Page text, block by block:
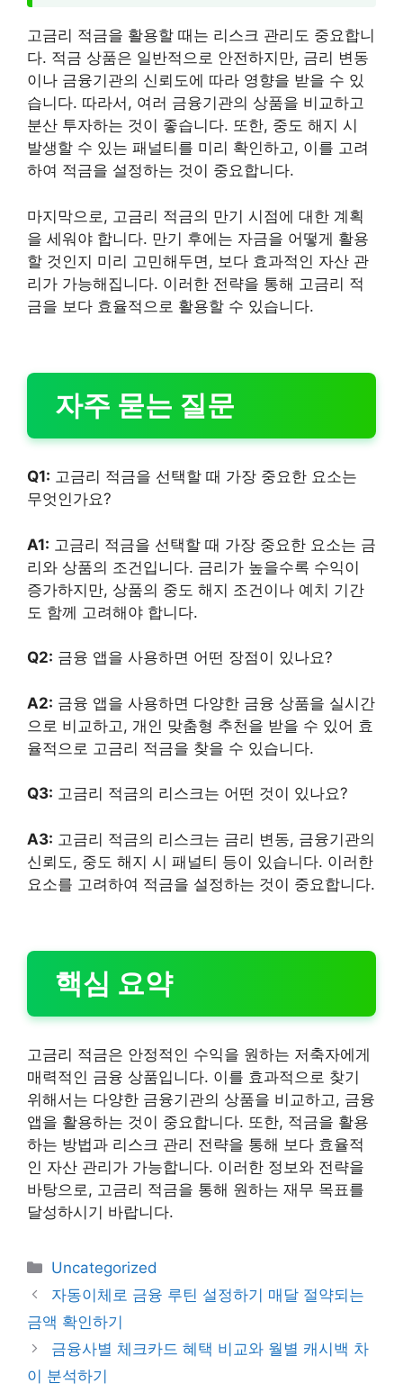
고금리 적금을 활용할 때는 리스크 관리도 중요합니
다. 적금 상품은 일반적으로 안전하지만, 금리 변동
이나 금융기관의 신뢰도에 따라 영향을 받을 수 있
습니다. 따라서, 여러 금융기관의 상품을 비교하고
분산 투자하는 것이 좋습니다. 또한, 중도 해지 시
발생할 수 있는 패널티를 미리 확인하고, 이를 고려
하여 적금을 설정하는 것이 중요합니다.
마지막으로, 고금리 적금의 만기 시점에 대한 계획
을 세워야 합니다. 만기 후에는 자금을 어떻게 활용
할 것인지 미리 고민해두면, 보다 효과적인 자산 관
리가 가능해집니다. 이러한 전략을 통해 고금리 적
금을 보다 효율적으로 활용할 수 있습니다.
자주 묻는 질문
Q1: 고금리 적금을 선택할 때 가장 중요한 요소는
무엇인가요?
A1: 고금리 적금을 선택할 때 가장 중요한 요소는 금
리와 상품의 조건입니다. 금리가 높을수록 수익이
증가하지만, 상품의 중도 해지 조건이나 예치 기간
도 함께 고려해야 합니다.
Q2: 금융 앱을 사용하면 어떤 장점이 있나요?
A2: 금융 앱을 사용하면 다양한 금융 상품을 실시간
으로 비교하고, 개인 맞춤형 추천을 받을 수 있어 효
율적으로 고금리 적금을 찾을 수 있습니다.
Q3: 고금리 적금의 리스크는 어떤 것이 있나요?
A3: 고금리 적금의 리스크는 금리 변동, 금융기관의
신뢰도, 중도 해지 시 패널티 등이 있습니다. 이러한
요소를 고려하여 적금을 설정하는 것이 중요합니다.
핵심 요약
고금리 적금은 안정적인 수익을 원하는 저축자에게
매력적인 금융 상품입니다. 이를 효과적으로 찾기
위해서는 다양한 금융기관의 상품을 비교하고, 금융
앱을 활용하는 것이 중요합니다. 또한, 적금을 활용
하는 방법과 리스크 관리 전략을 통해 보다 효율적
인 자산 관리가 가능합니다. 이러한 정보와 전략을
바탕으로, 고금리 적금을 통해 원하는 재무 목표를
달성하시기 바랍니다.
카
테
리
Uncategorized
자동이체로 금융 루틴 설정하기 매달 절약되는
금액 확인하기
금융사별 체크카드 혜택 비교와 월별 캐시백 차
이 분석하기